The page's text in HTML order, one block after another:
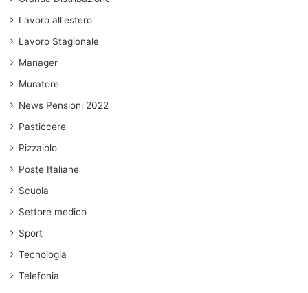
Lavoro all'estero
Lavoro Stagionale
Manager
Muratore
News Pensioni 2022
Pasticcere
Pizzaiolo
Poste Italiane
Scuola
Settore medico
Sport
Tecnologia
Telefonia